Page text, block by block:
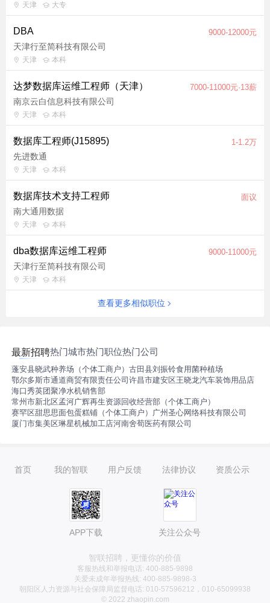
天津 大专
DBA 9000-12000元
天津行至简科技有限公司
天津 本科
达梦数据库运维工程师（天津） 7000-11000元·13薪
南京云白信息科技有限公司
天津 本科
数据库工程师(J15895) 1-1.2万
先进数通
天津 本科
数据库技术支持工程师 面议
南大通用数据
天津 本科
dba数据库运维工程师 9000-11000元
天津行至简科技有限公司
天津 本科
查看更多相似职位
最新招聘热门城市热门职位热门公司
蓬安县晓武种养场（个体工商户）古田县刘振铃食用菌种植场
鄂尔多斯市通道商贸有限责任公司许昌市建安区王晓龙汽车装饰用品店
海口秀英团聚净水机销售部
常州市新北区孟河广辉再生资源回收经营部（个体工商户）
赛罕区甜思思面包蛋糕铺（个体工商户） 广州圣心网络科技有限公司
厦门市集美区琳星机械加工店河南舍荀医药有限公司
首页 我的智联 用户反馈 法律协议 资质公示
APP下载 关注公众号
智联招聘，更懂你的价值
客服热线和举报电话: 400-885-9898
关爱未成年举报热线: 400-885-9898-3
朝阳区人力资源与社会保障局监督电话: 010-57596212，010-65099938
© 2022 zhaopin.com